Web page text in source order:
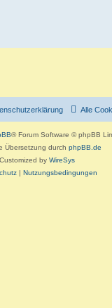
Alle
® Forum Software © phpBB
Übersetzung durch phpBB.de
Customized by WireSys
| Nutzungsbedingungen